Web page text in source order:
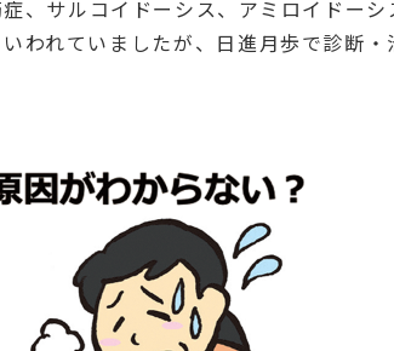
、サルコイドーシス、アミロイドー
われていましたが、日進月歩で診断